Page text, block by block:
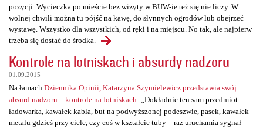
pozycji. Wycieczka po mieście bez wizyty w BUW-ie też się nie liczy. W
wolnej chwili można tu pójść na kawę, do słynnych ogrodów lub obejrzeć
wystawę. Wszystko dla wszystkich, od ręki i na miejscu. No tak, ale najpierw
trzeba się dostać do środka.
Kontrole na lotniskach i absurdy nadzoru
01.09.2015
Na łamach Dziennika Opinii, Katarzyna Szymielewicz przedstawia swój
absurd nadzoru – kontrole na lotniskach: „Dokładnie ten sam przedmiot –
ładowarka, kawałek kabla, but na podwyższonej podeszwie, pasek, kawałek
metalu gdzieś przy ciele, czy coś w kształcie tuby – raz uruchamia sygnał